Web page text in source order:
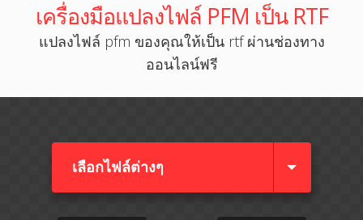
เครื่องมือแปลงไฟล์ PFM เป็น RTF
แปลงไฟล์ pfm ของคุณให้เป็น rtf ผ่านช่องทาง
ออนไลน์ฟรี
เลือกไฟล์ต่างๆ​